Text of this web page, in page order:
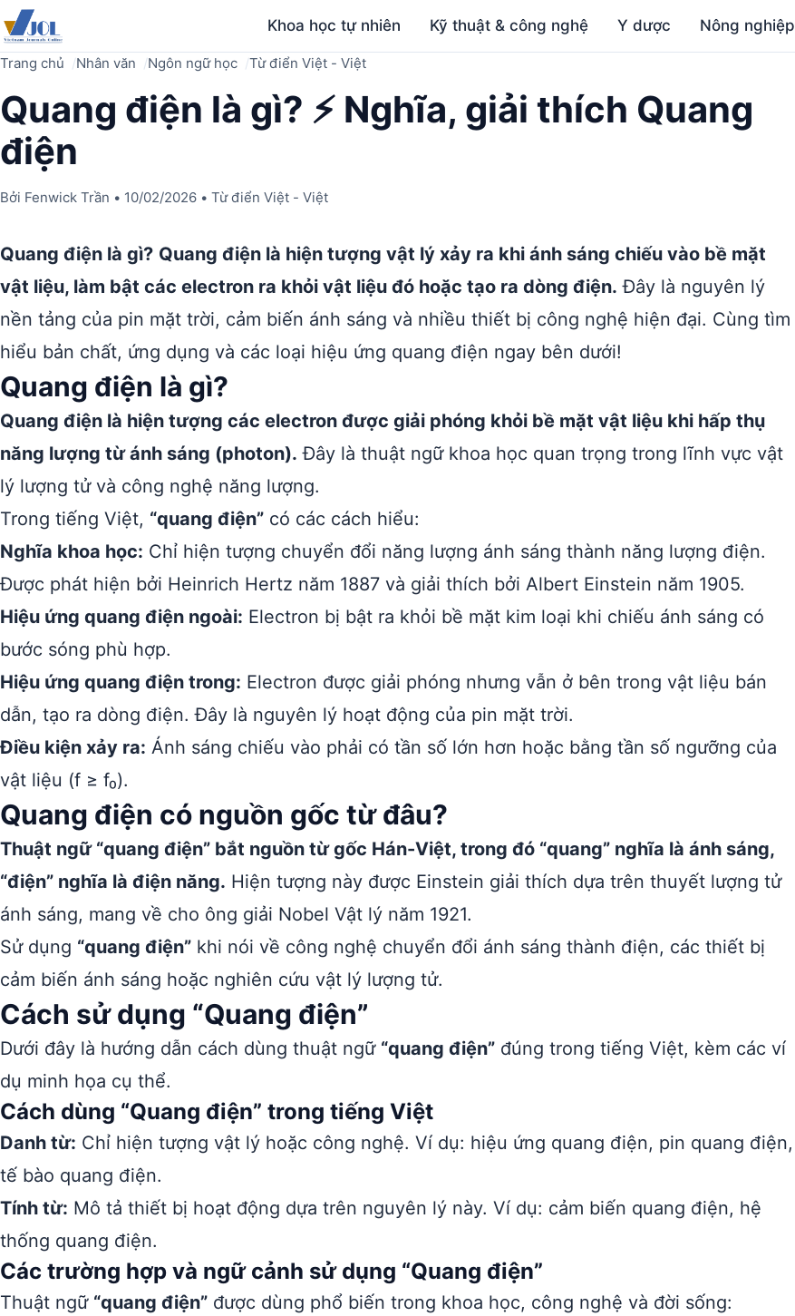
Khoa học tự nhiên Kỹ thuật & công nghệ Y dược Nông nghiệp
Trang chủ Nhân văn Ngôn ngữ học Từ điển Việt - Việt
Quang điện là gì? ⚡ Nghĩa, giải thích Quang
điện
Bởi Fenwick Trần • 10/02/2026 • Từ điển Việt - Việt
Quang điện là gì? Quang điện là hiện tượng vật lý xảy ra khi ánh sáng chiếu vào bề mặt
vật liệu, làm bật các electron ra khỏi vật liệu đó hoặc tạo ra dòng điện. Đây là nguyên lý
nền tảng của pin mặt trời, cảm biến ánh sáng và nhiều thiết bị công nghệ hiện đại. Cùng tìm
hiểu bản chất, ứng dụng và các loại hiệu ứng quang điện ngay bên dưới!
Quang điện là gì?
Quang điện là hiện tượng các electron được giải phóng khỏi bề mặt vật liệu khi hấp thụ
năng lượng từ ánh sáng (photon). Đây là thuật ngữ khoa học quan trọng trong lĩnh vực vật
lý lượng tử và công nghệ năng lượng.
Trong tiếng Việt, “quang điện” có các cách hiểu:
Nghĩa khoa học: Chỉ hiện tượng chuyển đổi năng lượng ánh sáng thành năng lượng điện.
Được phát hiện bởi Heinrich Hertz năm 1887 và giải thích bởi Albert Einstein năm 1905.
Hiệu ứng quang điện ngoài: Electron bị bật ra khỏi bề mặt kim loại khi chiếu ánh sáng có
bước sóng phù hợp.
Hiệu ứng quang điện trong: Electron được giải phóng nhưng vẫn ở bên trong vật liệu bán
dẫn, tạo ra dòng điện. Đây là nguyên lý hoạt động của pin mặt trời.
Điều kiện xảy ra: Ánh sáng chiếu vào phải có tần số lớn hơn hoặc bằng tần số ngưỡng của
vật liệu (f ≥ f₀).
Quang điện có nguồn gốc từ đâu?
Thuật ngữ “quang điện” bắt nguồn từ gốc Hán-Việt, trong đó “quang” nghĩa là ánh sáng,
“điện” nghĩa là điện năng. Hiện tượng này được Einstein giải thích dựa trên thuyết lượng tử
ánh sáng, mang về cho ông giải Nobel Vật lý năm 1921.
Sử dụng “quang điện” khi nói về công nghệ chuyển đổi ánh sáng thành điện, các thiết bị
cảm biến ánh sáng hoặc nghiên cứu vật lý lượng tử.
Cách sử dụng “Quang điện”
Dưới đây là hướng dẫn cách dùng thuật ngữ “quang điện” đúng trong tiếng Việt, kèm các ví
dụ minh họa cụ thể.
Cách dùng “Quang điện” trong tiếng Việt
Danh từ: Chỉ hiện tượng vật lý hoặc công nghệ. Ví dụ: hiệu ứng quang điện, pin quang điện,
tế bào quang điện.
Tính từ: Mô tả thiết bị hoạt động dựa trên nguyên lý này. Ví dụ: cảm biến quang điện, hệ
thống quang điện.
Các trường hợp và ngữ cảnh sử dụng “Quang điện”
Thuật ngữ “quang điện” được dùng phổ biến trong khoa học, công nghệ và đời sống: